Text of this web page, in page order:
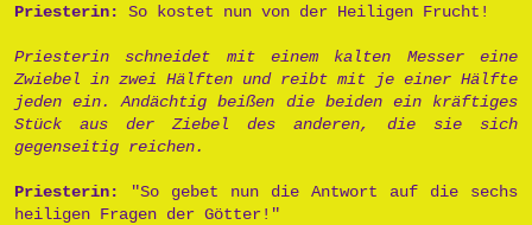
Priesterin: So kostet nun von der Heiligen Frucht!
Priesterin schneidet mit einem kalten Messer eine
Zwiebel in zwei Hälften und reibt mit je einer Hälfte
jeden ein. Andächtig beißen die beiden ein kräftiges
Stück aus der Ziebel des anderen, die sie sich
gegenseitig reichen.
Priesterin:
"So gebet nun die Antwort auf die sechs
heiligen Fragen der Götter!"